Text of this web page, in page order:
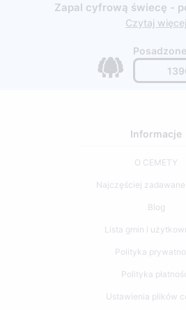
Zapal cyfrową świecę -
Czytaj więcej
Informacje
O CEMETY
Najczęściej
Blog
Lista gmin i
Polityka
Polityka
Ustawienia plików